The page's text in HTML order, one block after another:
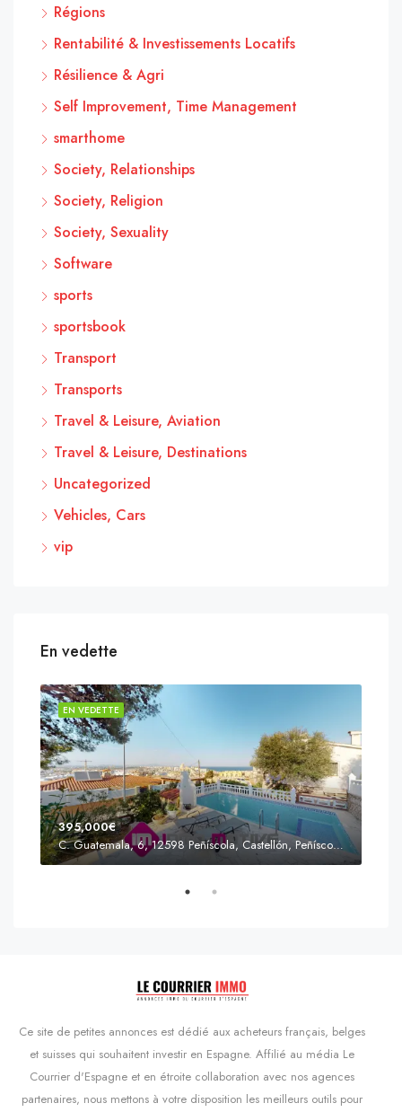
Régions
Rentabilité & Investissements Locatifs
Résilience & Agri
Self Improvement, Time Management
smarthome
Society, Relationships
Society, Religion
Society, Sexuality
Software
sports
sportsbook
Transport
Transports
Travel & Leisure, Aviation
Travel & Leisure, Destinations
Uncategorized
Vehicles, Cars
vip
En vedette
EN VEDETTE
395,000€
C. Guatemala, 6, 12598 Peñíscola, Castellón, Peñíscola, Communauté valencienne
Ce site de petites annonces est dédié aux acheteurs français, belges
et suisses qui souhaitent investir en Espagne. Affilié au média Le
Courrier d'Espagne et en étroite collaboration avec nos agences
partenaires, nous mettons à votre disposition les meilleurs outils pour